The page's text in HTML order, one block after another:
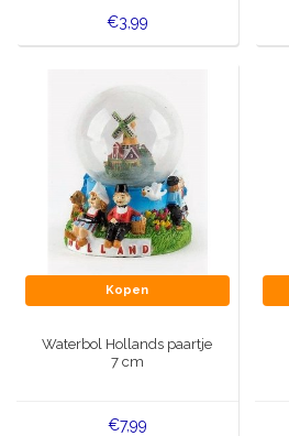
€3,99
Kopen
Waterbol Hollands paartje
7 cm
€7,99